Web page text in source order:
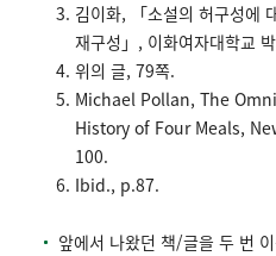
김이화, 「소설의 허구성에
재구성」, 이화여자대학교
위의 글, 79쪽.
Michael Pollan, The
History of Four Meals,
100.
Ibid., p.87.
앞에서 나왔던 책/글을 두 번